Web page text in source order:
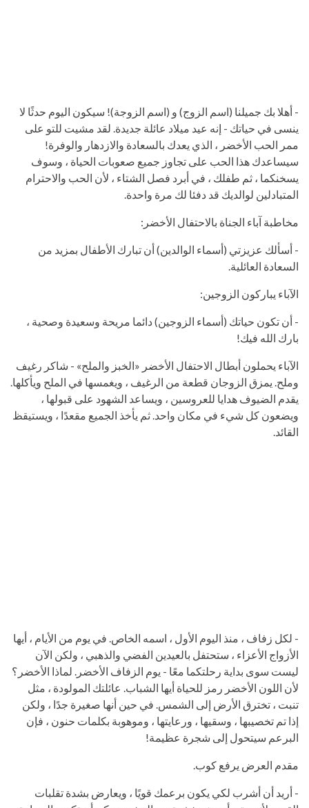
- أهلا بك جميلنا (اسم الزوج) و (اسم الزوجة)! سيكون اليوم حدثًا لا
ينسى في حياتك - إنه عيد ميلاد عائلة جديدة. لقد مشيت للتو على
ممر الحب الأخضر ، الذي يعدك بالسعادة والازدهار والوفرة!
سيساعدك هذا الحب على تجاوز جميع صعوبات الحياة ، وسوف
يسخنكما ، ثم طفلك ، في أبرد فصل الشتاء ، لأن الحب والاحترام
المتبادلين لوالديك قد دفئا لك مرة واحدة.
مخاطبة آباء الجناة بالاحتفال الأخضر:
- أسألك عزيزتي (أسماء الوالدين) أن تبارك الأطفال بمزيد من
السعادة العائلية.
الآباء يباركون الزوجين:
- أن تكون حياتك (أسماء الزوجين) دائما مريحة وسعيدة وصحية ،
بارك الله فيك!
الآباء يحملون أبطال الاحتفال الأخضر «الخبز والملح» - شاكر رغيف
وملح. يمزق الزوجان قطعة من الرغيف ، ويغمسها في الملح ويأكلها.
يقدم الضيوف هدايا للعروسين ، ويساعد الشهود على قبولها ،
ويضعون كل شيء في مكان واحد. ثم يأخذ الجميع مقعدًا ، ويستيقظ
القائد.
- لكل زفاف ، منذ اليوم الأول ، اسمه الخاص. في يوم من الأيام ، أيها
الأزواج الأعزاء ، ستحتفل بالعيدين الفضي والذهبي ، ولكن الآن
ليست سوى بداية رحلتكما معًا - يوم الزفاف الأخضر. لماذا الأخضر؟
لأن اللون الأخضر رمز للحياة أيها الشباب. عائلتك المولودة ، مثل
تنبت ، تخترق الأرض إلى الشمس. في حين أنها صغيرة جدًا ، ولكن
إذا تم تخصيبها ، وسقيها ، ورعايتها ، وموهوبة بكلمات حنون ، فإن
البرعم سيتحول إلى شجرة عظيمة!
مقدم العرض يرفع كوب.
- أريد أن أشرب لكي يكون برعمك قويًا ، ويعارض بشدة تقلبات